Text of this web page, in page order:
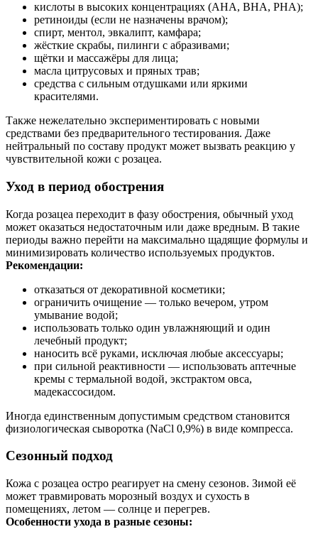
кислоты в высоких концентрациях (AHA, BHA, PHA);
ретиноиды (если не назначены врачом);
спирт, ментол, эвкалипт, камфара;
жёсткие скрабы, пилинги с абразивами;
щётки и массажёры для лица;
масла цитрусовых и пряных трав;
средства с сильным отдушками или яркими
красителями.
Также нежелательно экспериментировать с новыми
средствами без предварительного тестирования. Даже
нейтральный по составу продукт может вызвать реакцию у
чувствительной кожи с розацеа.
Уход в период обострения
Когда розацеа переходит в фазу обострения, обычный уход
может оказаться недостаточным или даже вредным. В такие
периоды важно перейти на максимально щадящие формулы и
минимизировать количество используемых продуктов.
Рекомендации:
отказаться от декоративной косметики;
ограничить очищение — только вечером, утром
умывание водой;
использовать только один увлажняющий и один
лечебный продукт;
наносить всё руками, исключая любые аксессуары;
при сильной реактивности — использовать аптечные
кремы с термальной водой, экстрактом овса,
мадекассосидом.
Иногда единственным допустимым средством становится
физиологическая сыворотка (NaCl 0,9%) в виде компресса.
Сезонный подход
Кожа с розацеа остро реагирует на смену сезонов. Зимой её
может травмировать морозный воздух и сухость в
помещениях, летом — солнце и перегрев.
Особенности ухода в разные сезоны: